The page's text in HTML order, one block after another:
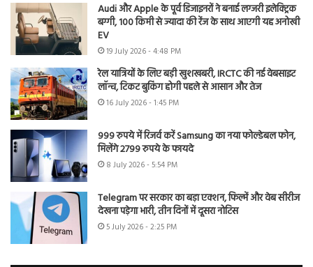
Audi और Apple के पूर्व डिजाइनरों ने बनाई लग्जरी इलेक्ट्रिक
बग्गी, 100 किमी से ज्यादा की रेंज के साथ आएगी यह अनोखी
EV
19 July 2026 - 4:48 PM
रेल यात्रियों के लिए बड़ी खुशखबरी, IRCTC की नई वेबसाइट
लॉन्च, टिकट बुकिंग होगी पहले से आसान और तेज
16 July 2026 - 1:45 PM
999 रुपये में रिजर्व करें Samsung का नया फोल्डेबल फोन,
मिलेंगे 2799 रुपये के फायदे
8 July 2026 - 5:54 PM
Telegram पर सरकार का बड़ा एक्शन, फिल्में और वेब सीरीज
देखना पड़ेगा भारी, तीन दिनों में दूसरा नोटिस
5 July 2026 - 2:25 PM